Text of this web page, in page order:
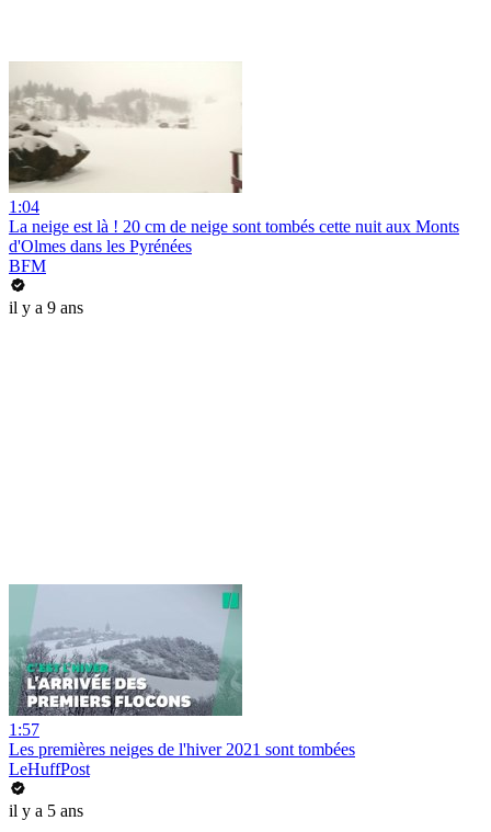
1:04
La neige est là ! 20 cm de neige sont tombés cette nuit aux Monts
d'Olmes dans les Pyrénées
BFM
il y a 9 ans
1:57
Les premières neiges de l'hiver 2021 sont tombées
LeHuffPost
il y a 5 ans